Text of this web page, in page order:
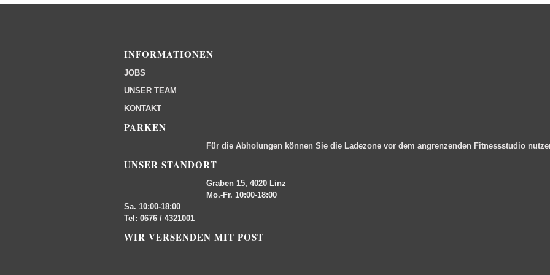
INFORMATIONEN
JOBS
UNSER TEAM
KONTAKT
PARKEN
Für die Abholungen können Sie die Ladezone vor dem angrenzenden Fitnessstudio
UNSER STANDORT
Graben 15, 4020 Linz
Mo.-Fr. 10:00-18:00
Sa. 10:00-18:00
Tel: 0676 / 4321001
WIR VERSENDEN MIT POST